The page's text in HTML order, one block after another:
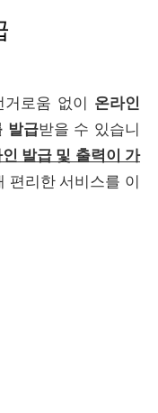
로움 없이 온라인
발급받을 수 있습니
발급 및 출력이 가
편리한 서비스를 이